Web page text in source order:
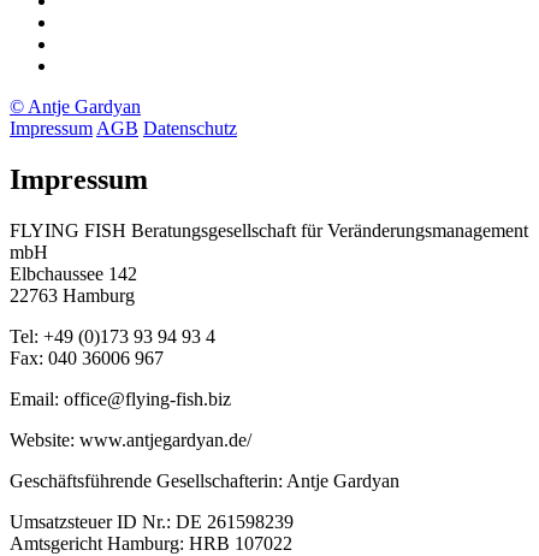
© Antje Gardyan
Impressum AGB Datenschutz
Impressum
FLYING FISH Beratungsgesellschaft für Veränderungsmanagement
mbH
Elbchaussee 142
22763 Hamburg
Tel: +49 (0)173 93 94 93 4
Fax: 040 36006 967
Email: office@flying-fish.biz
Website: www.antjegardyan.de/
Geschäftsführende Gesellschafterin: Antje Gardyan
Umsatzsteuer ID Nr.: DE 261598239
Amtsgericht Hamburg: HRB 107022